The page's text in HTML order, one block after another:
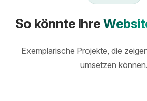
So könnte Ihre
Exemplarische Projekte, die
umsetzen können.